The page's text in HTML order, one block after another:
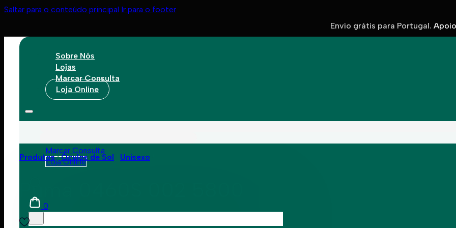
Saltar para o conteúdo principal Ir para o footer
Envio grátis para Portugal.
Sobre Nós
Lojas
Marcar Consulta
Loja Online
Marcar Consulta
Loja Online
0
Produtos Óculos de Sol Unisexo
Puma 0460S 002 5800